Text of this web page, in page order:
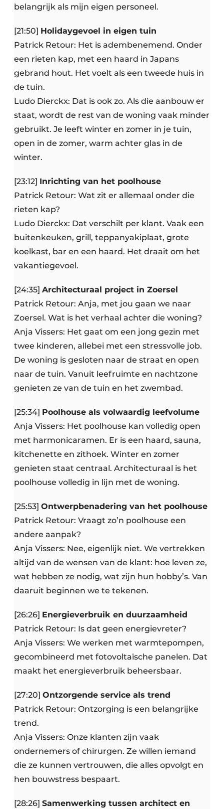
belangrijk als mijn eigen personeel.
[21:50] Holidaygevoel in eigen tuin
Patrick Retour: Het is adembenemend. Onder
een rieten kap, met een haard in Japans
gebrand hout. Het voelt als een tweede huis in
de tuin.
Ludo Dierckx: Dat is ook zo. Als die aanbouw er
staat, wordt de rest van de woning vaak minder
gebruikt. Je leeft winter en zomer in je tuin,
open in de zomer, warm achter glas in de
winter.
[23:12] Inrichting van het poolhouse
Patrick Retour: Wat zit er allemaal onder die
rieten kap?
Ludo Dierckx: Dat verschilt per klant. Vaak een
buitenkeuken, grill, teppanyakiplaat, grote
koelkast, bar en een haard. Het draait om het
vakantiegevoel.
[24:35] Architecturaal project in Zoersel
Patrick Retour: Anja, met jou gaan we naar
Zoersel. Wat is het verhaal achter die woning?
Anja Vissers: Het gaat om een jong gezin met
twee kinderen, allebei met een stressvolle job.
De woning is gesloten naar de straat en open
naar de tuin. Vanuit leefruimte en nachtzone
genieten ze van de tuin en het zwembad.
[25:34] Poolhouse als volwaardig leefvolume
Anja Vissers: Het poolhouse kan volledig open
met harmonicaramen. Er is een haard, sauna,
kitchenette en zithoek. Winter en zomer
genieten staat centraal. Architecturaal is het
poolhouse volledig in lijn met de woning.
[25:53] Ontwerpbenadering van het poolhouse
Patrick Retour: Vraagt zo’n poolhouse een
andere aanpak?
Anja Vissers: Nee, eigenlijk niet. We vertrekken
altijd van de wensen van de klant: hoe leven ze,
wat hebben ze nodig, wat zijn hun hobby’s. Van
daaruit beginnen we te tekenen.
[26:26] Energieverbruik en duurzaamheid
Patrick Retour: Is dat geen energievreter?
Anja Vissers: We werken met warmtepompen,
gecombineerd met fotovoltaïsche panelen. Dat
maakt het energieverbruik beheersbaar.
[27:20] Ontzorgende service als trend
Patrick Retour: Ontzorging is een belangrijke
trend.
Anja Vissers: Onze klanten zijn vaak
ondernemers of chirurgen. Ze willen iemand
die ze kunnen vertrouwen, die alles opvolgt en
hen bouwstress bespaart.
[28:26] Samenwerking tussen architect en